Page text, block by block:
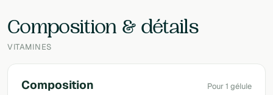
Composition & détails
VITAMINES
Composition Pour 1 gélule